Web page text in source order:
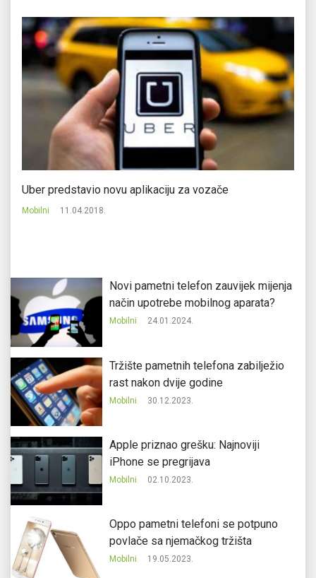
Uber predstavio novu aplikaciju za vozače
Mobilni 11.04.2018.
Novi pametni telefon zauvijek mijenja
način upotrebe mobilnog aparata?
Mobilni 24.01.2024.
Tržište pametnih telefona zabilježio
rast nakon dvije godine
Mobilni 30.12.2023.
Apple priznao grešku: Najnoviji
iPhone se pregrijava
Mobilni 02.10.2023.
Oppo pametni telefoni se potpuno
povlače sa njemačkog tržišta
Mobilni 19.05.2023.